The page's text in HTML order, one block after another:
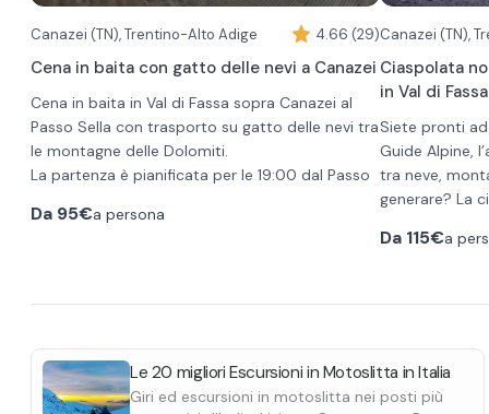
acqua
Canazei (TN), Trentino-Alto Adige 4.66 (29)
Cena in baita con gatto delle nevi a Canazei
Cena in baita in Val di Fassa sopra Canazei al
Passo Sella con trasporto su gatto delle nevi tra
le montagne delle Dolomiti.
La partenza è pianificata per le 19:00 dal Passo
raggiungerete in circa 10 minuti il rifugio da cui
al tavolo di:
•3 primi
•2 secondi
Da 95€a persona
Canazei (TN),
Ciaspolata
in Val di Fassa
Siete pronti
Guide Alpine,
tra neve,
generare? La
luna, da chi è
piatto di
delle nevi,
alla location.
doposci ed è
giacca anti-
Da 115€a
Le 20 migliori Escursioni in Motoslitta in Italia
Giri ed escursioni in motoslitta nei posti più